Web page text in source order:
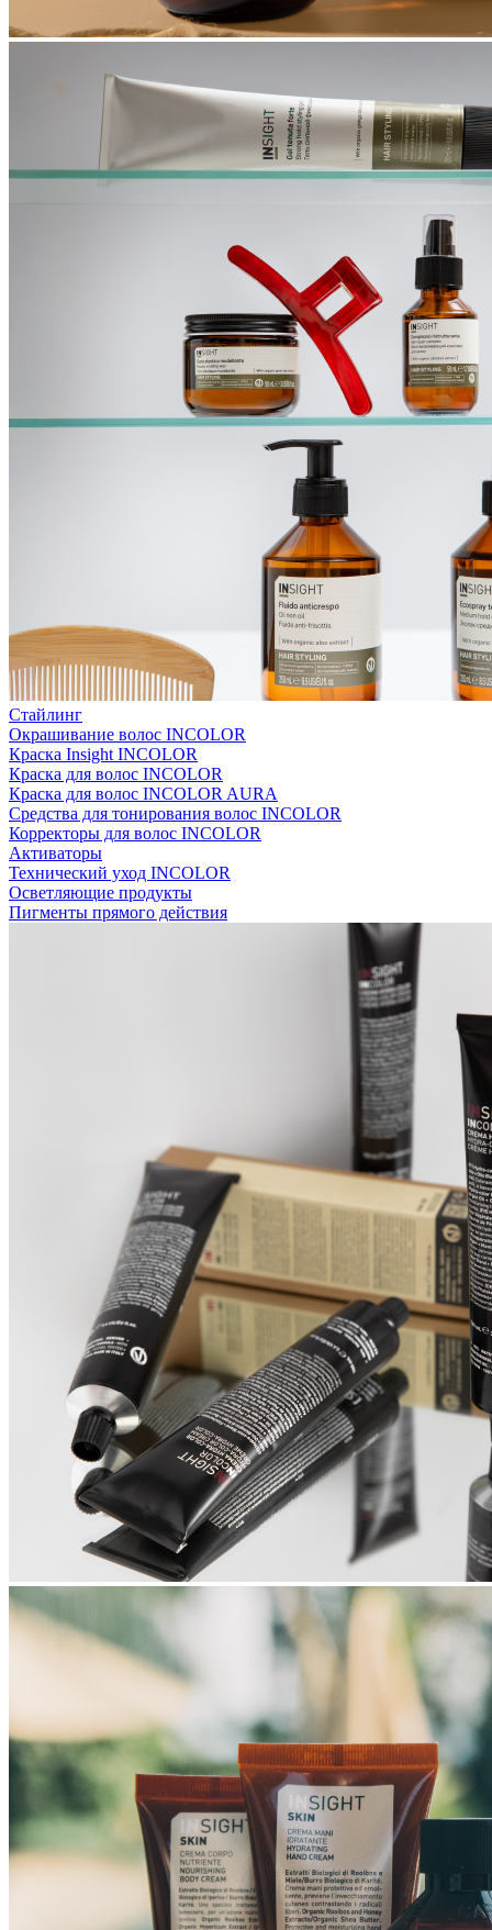
Стайлинг
Окрашивание волос INCOLOR
Краска Insight INCOLOR
Краска для волос INCOLOR
Краска для волос INCOLOR AURA
Средства для тонирования волос INCOLOR
Корректоры для волос INCOLOR
Активаторы
Технический уход INCOLOR
Осветляющие продукты
Пигменты прямого действия